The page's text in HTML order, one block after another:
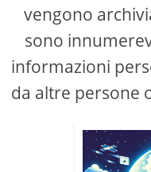
vengono
sono
informazioni
da altre persone